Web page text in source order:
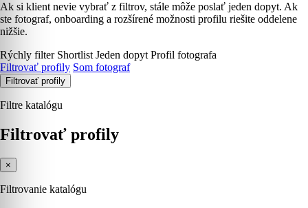
Ak si klient nevie vybrať z filtrov, stále môže poslať jeden dopyt. Ak
ste fotograf, onboarding a rozšírené možnosti profilu riešite oddelene
nižšie.
Rýchly filter Shortlist Jeden dopyt Profil fotografa
Filtrovať profily Som fotograf
Filtrovať profily
Filtre katalógu
Filtrovať profily
×
Filtrovanie katalógu